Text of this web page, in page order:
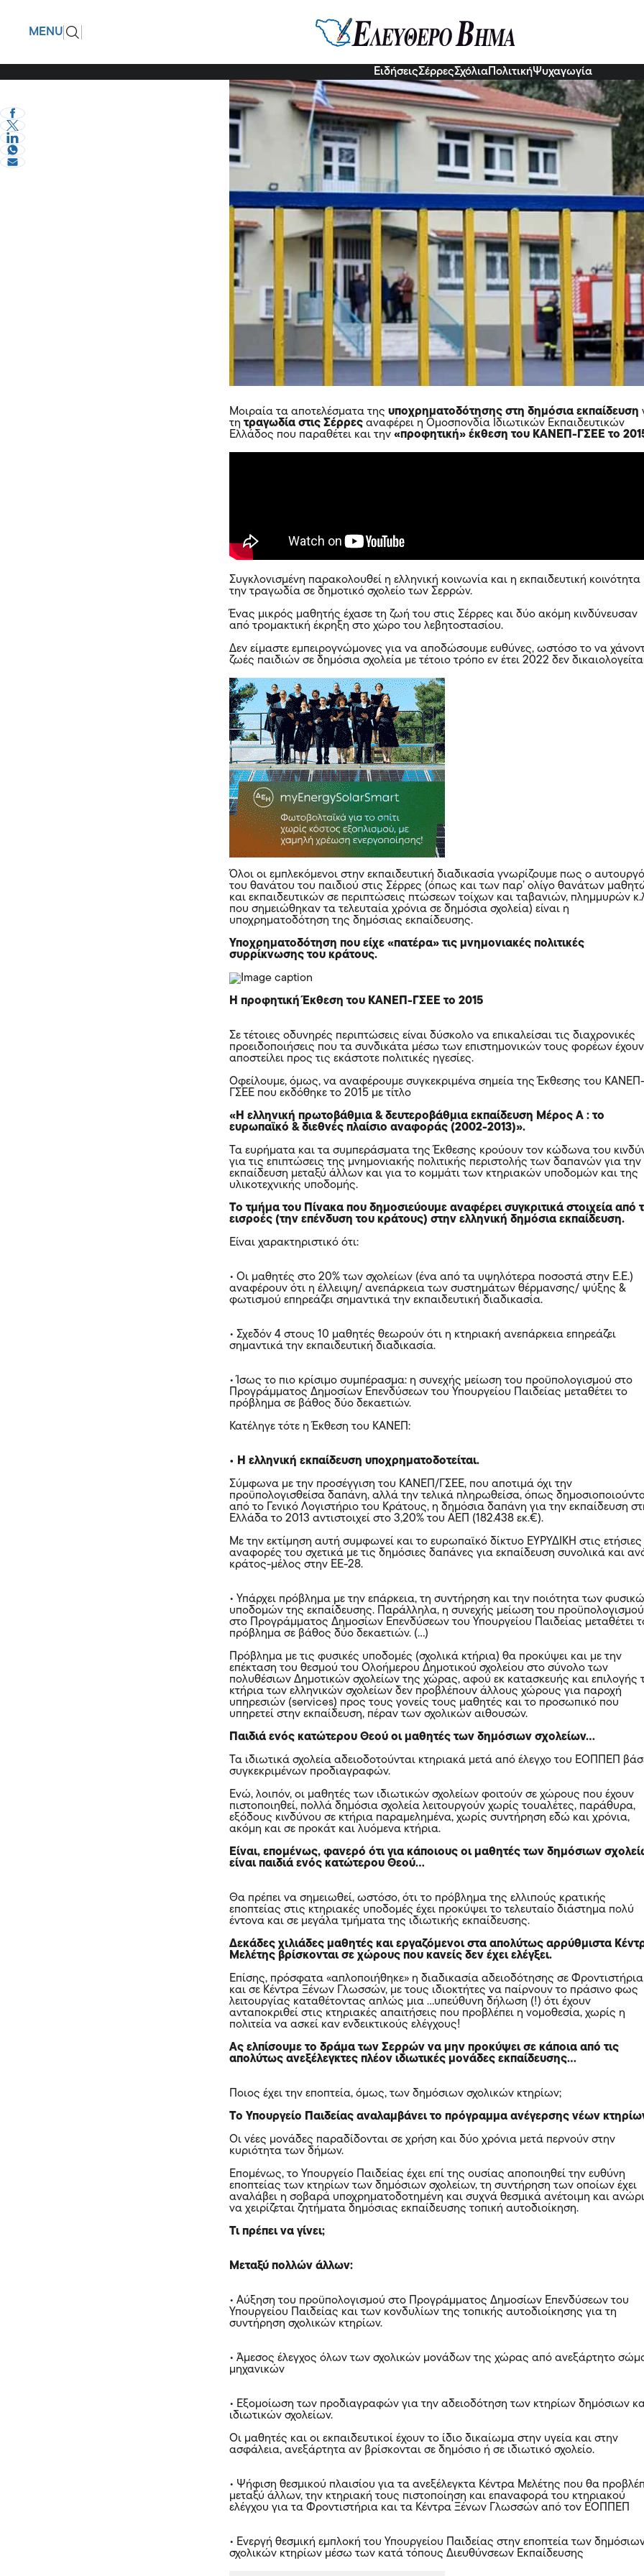
MENU
ΕιδήσειςΣέρρεςΣχόλια ΠολιτικήΨυχαγωγία
Τραγωδία – Σέρρες: Μοιραία τα
υποχρηματοδότησης στη δημόσια
eVima Serres Team06 Δεκ 2022, 10:10
Μοιραία τα αποτελέσματα τηςυποχρηματοδότησης στη δημόσια εκπαίδευση
τητραγωδία στις Σέρρες αναφέρει η Ομοσπονδία Ιδιωτικών Εκπαιδευτικών
Ελλάδος που παραθέτει και την«προφητική» έκθεση του ΚΑΝΕΠ-ΓΣΕΕ το
Συγκλονισμένη παρακολουθεί η ελληνική κοινωνία και η εκπαιδευτική κοινότητα
την τραγωδία σε δημοτικό σχολείο των Σερρών.
Ένας μικρός μαθητής έχασε τη ζωή του στις Σέρρες και δύο ακόμη κινδύνευσαν
από τρομακτική έκρηξη στο χώρο του λεβητοστασίου.
Δεν είμαστε εμπειρογνώμονες για να αποδώσουμε ευθύνες, ωστόσο το να
ζωές παιδιών σε δημόσια σχολεία με τέτοιο τρόπο εν έτει 2022 δεν
Όλοι οι εμπλεκόμενοι στην εκπαιδευτική διαδικασία γνωρίζουμε πως ο
του θανάτου του παιδιού στις Σέρρες (όπως και των παρ’ ολίγο θανάτων
και εκπαιδευτικών σε περιπτώσεις πτώσεων τοίχων και ταβανιών, πλημμυρών
που σημειώθηκαν τα τελευταία χρόνια σε δημόσια σχολεία) είναι η
υποχρηματοδότηση της δημόσιας εκπαίδευσης.
Υποχρηματοδότηση που είχε «πατέρα» τις μνημονιακές πολιτικές
συρρίκνωσης του κράτους.
Η προφητική Έκθεση του ΚΑΝΕΠ-ΓΣΕΕ το 2015
Σε τέτοιες οδυνηρές περιπτώσεις είναι δύσκολο να επικαλείσαι τις διαχρονικές
προειδοποιήσεις που τα συνδικάτα μέσω των επιστημονικών τους φορέων έχουν
αποστείλει προς τις εκάστοτε πολιτικές ηγεσίες.
Οφείλουμε, όμως, να αναφέρουμε συγκεκριμένα σημεία της Έκθεσης του ΚΑΝΕΠ-
ΓΣΕΕ που εκδόθηκε το 2015 με τίτλο
«Η ελληνική πρωτοβάθμια & δευτεροβάθμια εκπαίδευση Μέρος Α : το
ευρωπαϊκό & διεθνές πλαίσιο αναφοράς (2002-2013)».
Τα ευρήματα και τα συμπεράσματα της Έκθεσης κρούουν τον κώδωνα του
για τις επιπτώσεις της μνημονιακής πολιτικής περιστολής των δαπανών για την
εκπαίδευση μεταξύ άλλων και για το κομμάτι των κτηριακών υποδομών και της
υλικοτεχνικής υποδομής.
Το τμήμα του Πίνακα που δημοσιεύουμε αναφέρει συγκριτικά στοιχεία από
εισροές (την επένδυση του κράτους) στην ελληνική δημόσια εκπαίδευση.
Είναι χαρακτηριστικό ότι:
• Οι μαθητές στο 20% των σχολείων (ένα από τα υψηλότερα ποσοστά στην Ε.Ε.)
αναφέρουν ότι η έλλειψη/ ανεπάρκεια των συστημάτων θέρμανσης/ ψύξης &
φωτισμού επηρεάζει σημαντικά την εκπαιδευτική διαδικασία.
• Σχεδόν 4 στους 10 μαθητές θεωρούν ότι η κτηριακή ανεπάρκεια επηρεάζει
σημαντικά την εκπαιδευτική διαδικασία.
• Ίσως το πιο κρίσιμο συμπέρασμα: η συνεχής μείωση του προϋπολογισμού στο
Προγράμματος Δημοσίων Επενδύσεων του Υπουργείου Παιδείας μεταθέτει το
πρόβλημα σε βάθος δύο δεκαετιών.
Κατέληγε τότε η Έκθεση του ΚΑΝΕΠ:
• Η ελληνική εκπαίδευση υποχρηματοδοτείται.
Σύμφωνα με την προσέγγιση του ΚΑΝΕΠ/ΓΣΕΕ, που αποτιμά όχι την
προϋπολογισθείσα δαπάνη, αλλά την τελικά πληρωθείσα, όπως
από το Γενικό Λογιστήριο του Κράτους, η δημόσια δαπάνη για την εκπαίδευση
Ελλάδα το 2013 αντιστοιχεί στο 3,20% του ΑΕΠ (182.438 εκ.€).
Με την εκτίμηση αυτή συμφωνεί και το ευρωπαϊκό δίκτυο ΕΥΡΥΔΙΚΗ στις ετήσιες
αναφορές του σχετικά με τις δημόσιες δαπάνες για εκπαίδευση συνολικά και
κράτος-μέλος στην EE-28.
• Υπάρχει πρόβλημα με την επάρκεια, τη συντήρηση και την ποιότητα των
υποδομών της εκπαίδευσης. Παράλληλα, η συνεχής μείωση του προϋπολογισμού
στο Προγράμματος Δημοσίων Επενδύσεων του Υπουργείου Παιδείας μεταθέτει
πρόβλημα σε βάθος δύο δεκαετιών. (…)
Πρόβλημα με τις φυσικές υποδομές (σχολικά κτήρια) θα προκύψει και με την
επέκταση του θεσμού του Ολοήμερου Δημοτικού σχολείου στο σύνολο των
πολυθέσιων Δημοτικών σχολείων της χώρας, αφού εκ κατασκευής και επιλογής
κτήρια των ελληνικών σχολείων δεν προβλέπουν άλλους χώρους για παροχή
υπηρεσιών (services) προς τους γονείς τους μαθητές και το προσωπικό που
υπηρετεί στην εκπαίδευση, πέραν των σχολικών αιθουσών.
Παιδιά ενός κατώτερου Θεού οι μαθητές των δημόσιων σχολείων…
Τα ιδιωτικά σχολεία αδειοδοτούνται κτηριακά μετά από έλεγχο του ΕΟΠΠΕΠ
συγκεκριμένων προδιαγραφών.
Ενώ, λοιπόν, οι μαθητές των ιδιωτικών σχολείων φοιτούν σε χώρους που έχουν
πιστοποιηθεί, πολλά δημόσια σχολεία λειτουργούν χωρίς τουαλέτες, παράθυρα,
εξόδους κινδύνου σε κτήρια παραμελημένα, χωρίς συντήρηση εδώ και χρόνια,
ακόμη και σε προκάτ και λυόμενα κτήρια.
Είναι, επομένως, φανερό ότι για κάποιους οι μαθητές των δημόσιων
είναι παιδιά ενός κατώτερου Θεού…
Θα πρέπει να σημειωθεί, ωστόσο, ότι το πρόβλημα της ελλιπούς κρατικής
εποπτείας στις κτηριακές υποδομές έχει προκύψει το τελευταίο διάστημα πολύ
έντονα και σε μεγάλα τμήματα της ιδιωτικής εκπαίδευσης.
Δεκάδες χιλιάδες μαθητές και εργαζόμενοι στα απολύτως αρρύθμιστα
Μελέτης βρίσκονται σε χώρους που κανείς δεν έχει ελέγξει.
Επίσης, πρόσφατα «απλοποιήθηκε» η διαδικασία αδειοδότησης σε Φροντιστήρια
και σε Κέντρα Ξένων Γλωσσών, με τους ιδιοκτήτες να παίρνουν το πράσινο φως
λειτουργίας καταθέτοντας απλώς μια …υπεύθυνη δήλωση (!) ότι έχουν
ανταποκριθεί στις κτηριακές απαιτήσεις που προβλέπει η νομοθεσία, χωρίς η
πολιτεία να ασκεί καν ενδεικτικούς ελέγχους!
Ας ελπίσουμε το δράμα των Σερρών να μην προκύψει σε κάποια από τις
απολύτως ανεξέλεγκτες πλέον ιδιωτικές μονάδες εκπαίδευσης…
Ποιος έχει την εποπτεία, όμως, των δημόσιων σχολικών κτηρίων;
Το Υπουργείο Παιδείας αναλαμβάνει το πρόγραμμα ανέγερσης νέων
Οι νέες μονάδες παραδίδονται σε χρήση και δύο χρόνια μετά περνούν στην
κυριότητα των δήμων.
Επομένως, το Υπουργείο Παιδείας έχει επί της ουσίας αποποιηθεί την ευθύνη
εποπτείας των κτηρίων των δημόσιων σχολείων, τη συντήρηση των οποίων έχει
αναλάβει η σοβαρά υποχρηματοδοτημένη και συχνά θεσμικά ανέτοιμη και
να χειρίζεται ζητήματα δημόσιας εκπαίδευσης τοπική αυτοδιοίκηση.
Τι πρέπει να γίνει;
Μεταξύ πολλών άλλων:
• Αύξηση του προϋπολογισμού στο Προγράμματος Δημοσίων Επενδύσεων του
Υπουργείου Παιδείας και των κονδυλίων της τοπικής αυτοδιοίκησης για τη
συντήρηση σχολικών κτηρίων.
• Άμεσος έλεγχος όλων των σχολικών μονάδων της χώρας από ανεξάρτητο
μηχανικών
• Εξομοίωση των προδιαγραφών για την αδειοδότηση των κτηρίων δημόσιων
ιδιωτικών σχολείων.
Οι μαθητές και οι εκπαιδευτικοί έχουν το ίδιο δικαίωμα στην υγεία και στην
ασφάλεια, ανεξάρτητα αν βρίσκονται σε δημόσιο ή σε ιδιωτικό σχολείο.
• Ψήφιση θεσμικού πλαισίου για τα ανεξέλεγκτα Κέντρα Μελέτης που θα
μεταξύ άλλων, την κτηριακή τους πιστοποίηση και επαναφορά του κτηριακού
ελέγχου για τα Φροντιστήρια και τα Κέντρα Ξένων Γλωσσών από τον ΕΟΠΠΕΠ
• Ενεργή θεσμική εμπλοκή του Υπουργείου Παιδείας στην εποπτεία των
σχολικών κτηρίων μέσω των κατά τόπους Διευθύνσεων Εκπαίδευσης